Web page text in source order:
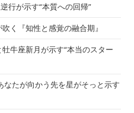
行が示す“本質への回帰”
く『知性と感覚の融合期』
牛座新月が示す“本当のスター
たが向かう先を星がそっと示す